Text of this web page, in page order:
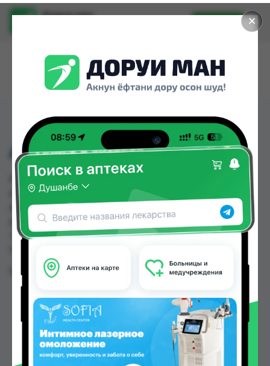
✕
Доруи ман
Установить
АМИНОЛ Р-Р 400МЛ.
АМИНОЛ Р-Р 400МЛ. можно купить или
заказать в аптеках, Саховати Истаравшан,
Абубакри Карим, Авиценна, АЗИЗ ВАКО ,
Алишер-К, Амирӣ, Аптека + 24/7 по цене от 89.10
TJS до 127.00 TJS в Душанбе и других городах
Цена: от89.10 TJS